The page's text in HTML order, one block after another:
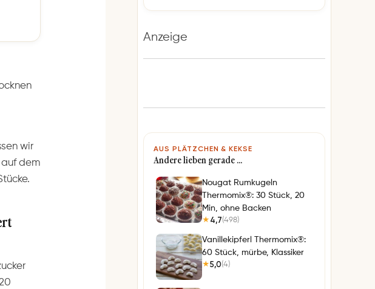
wir
auf dem
Anzeige
AUS PLÄTZCHEN & KEKSE
Andere lieben gerade …
Nougat Rumkugeln
Thermomix®: 30 Stück, 20
Min, ohne Backen
★ 4,7(498)
Vanillekipferl Thermomix®:
60 Stück, mürbe, Klassiker
★5,0(4)